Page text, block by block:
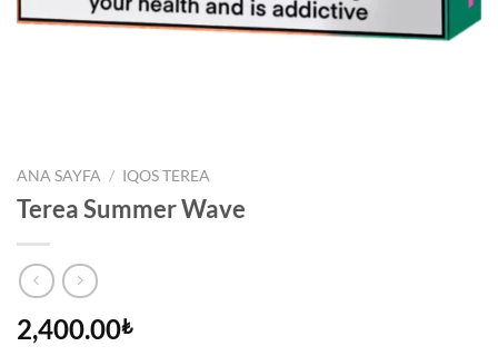
ANA SAYFA / IQOS TEREA
Terea Summer Wave
2,400.00₺